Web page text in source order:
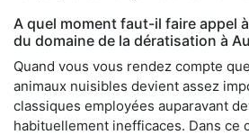
A quel moment faut-il faire appel
du domaine de la dératisation à
Quand vous vous rendez compte
animaux nuisibles devient assez
classiques employées auparavant
habituellement inefficaces. Dans ce